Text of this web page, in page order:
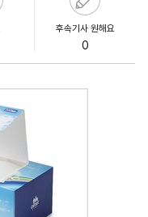
후속기사 원해요
0